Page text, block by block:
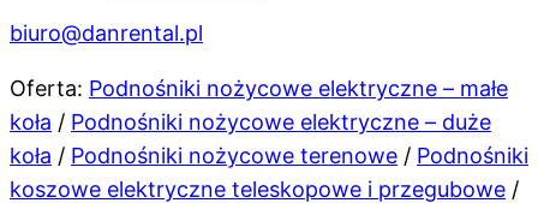
biuro@danrental.pl
Oferta: Podnośniki nożycowe elektryczne – małe
koła / Podnośniki nożycowe elektryczne – duże
koła / Podnośniki nożycowe terenowe / Podnośniki
koszowe elektryczne teleskopowe i przegubowe /